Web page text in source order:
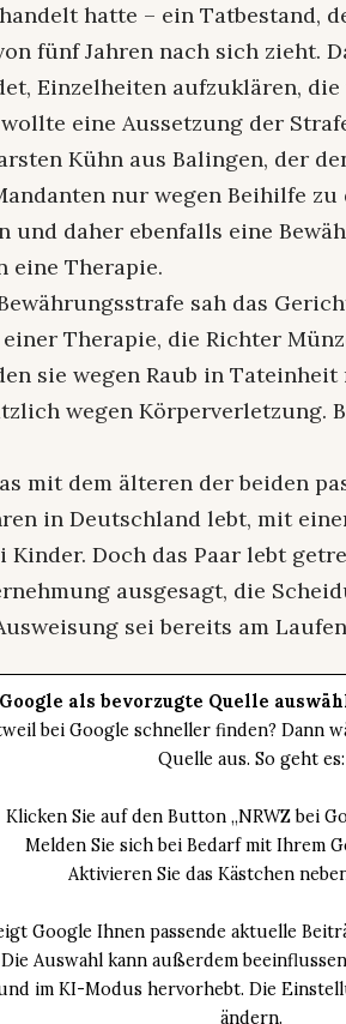
hatte – ein Tatbestand,
fünf Jahren nach sich zieht.
Einzelheiten aufzuklären,
eine Aussetzung der
Kühn aus Balingen, der
nur wegen Beihilfe zu
und daher ebenfalls eine
eine Therapie.
sah das
Therapie, die Richter
sie wegen Raub in
wegen Körperverletzung.
mit dem älteren der beiden
in Deutschland lebt, mit
Doch das Paar lebt
ausgesagt, die
sei bereits am
als bevorzugte Quelle
bei Google schneller finden? Dann
Quelle aus. So geht es:
Klicken Sie auf den Button „NRWZ bei
Melden Sie sich bei Bedarf mit Ihrem
Aktivieren Sie das Kästchen
Google Ihnen passende aktuelle
Die Auswahl kann außerdem
im KI-Modus hervorhebt. Die
ändern.